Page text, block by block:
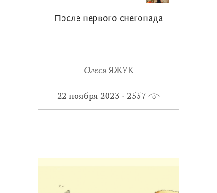
После первого снегопада
Олеся ЯЖУК
22 ноября 2023 2557